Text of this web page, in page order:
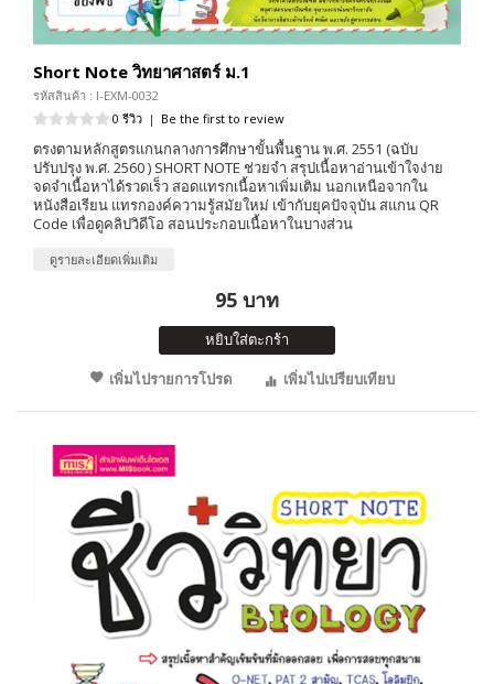
Short Note วิทยาศาสตร์ ม.1
รหัสสินค้า : I-EXM-0032
0 รีวิว | Be the first to review
ตรงตามหลักสูตรแกนกลางการศึกษาขั้นพื้นฐาน พ.ศ. 2551 (ฉบับ
ปรับปรุง พ.ศ. 2560 ) SHORT NOTE ช่วยจำ สรุปเนื้อหาอ่านเข้าใจง่าย
จดจำเนื้อหาได้รวดเร็ว สอดแทรกเนื้อหาเพิ่มเติม นอกเหนือจากใน
หนังสือเรียน แทรกองค์ความรู้สมัยใหม่ เข้ากับยุคปัจจุบัน สแกน QR
Code เพื่อดูคลิปวิดีโอ สอนประกอบเนื้อหาในบางส่วน
ดูรายละเอียดเพิ่มเติม
95 บาท
หยิบใส่ตะกร้า
เพิ่มไปรายการโปรด
เพิ่มไปเปรียบเทียบ